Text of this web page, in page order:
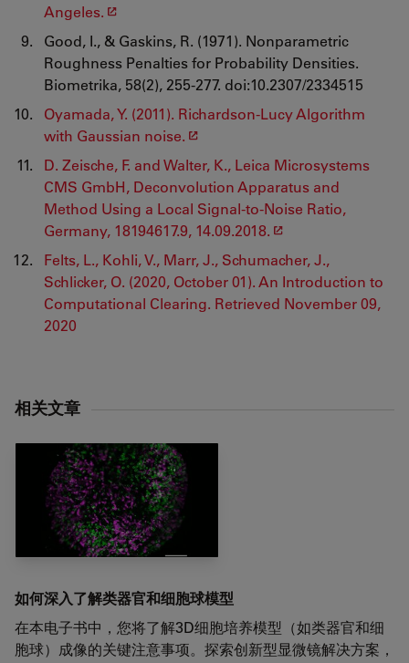
Angeles.
Good, I., & Gaskins, R. (1971). Nonparametric
Roughness Penalties for Probability Densities.
Biometrika, 58(2), 255-277. doi:10.2307/2334515
Oyamada, Y. (2011). Richardson-Lucy Algorithm
with Gaussian noise.
D. Zeische, F. and Walter, K., Leica Microsystems
CMS GmbH, Deconvolution Apparatus and
Method Using a Local Signal-to-Noise Ratio,
Germany, 18194617.9, 14.09.2018.
Felts, L., Kohli, V., Marr, J., Schumacher, J.,
Schlicker, O. (2020, October 01). An Introduction to
Computational Clearing. Retrieved November 09,
2020
相关文章
如何深入了解类器官和细胞球模型
在本电子书中，您将了解3D细胞培养模型（如类器官和细
胞球）成像的关键注意事项。探索创新型显微镜解决方案，